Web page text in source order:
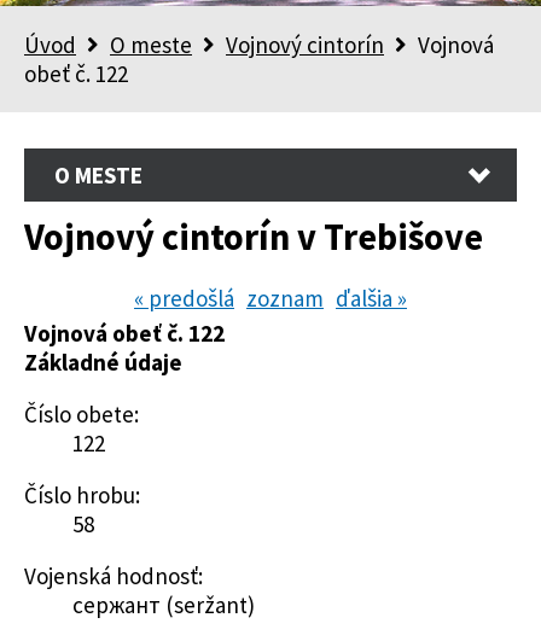
Úvod O meste Vojnový cintorín
Vojnová
obeť č. 122
O MESTE
Vojnový cintorín v Trebišove
« predošlá zoznam ďalšia »
Vojnová obeť č. 122
Základné údaje
Číslo obete:
122
Číslo hrobu:
58
Vojenská hodnosť:
сержант (seržant)